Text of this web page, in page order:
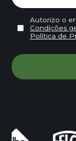
Autorizo o
Condições
Política de